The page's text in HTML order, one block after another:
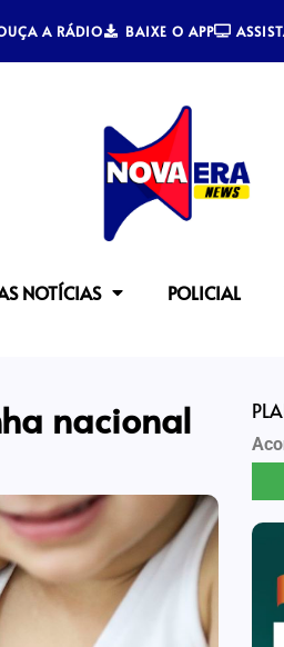
A RÁDIO BAIXE O APP
NOTÍCIAS POLICIAL
nacional